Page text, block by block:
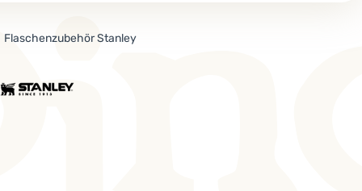
Flaschenzubehör Stanley